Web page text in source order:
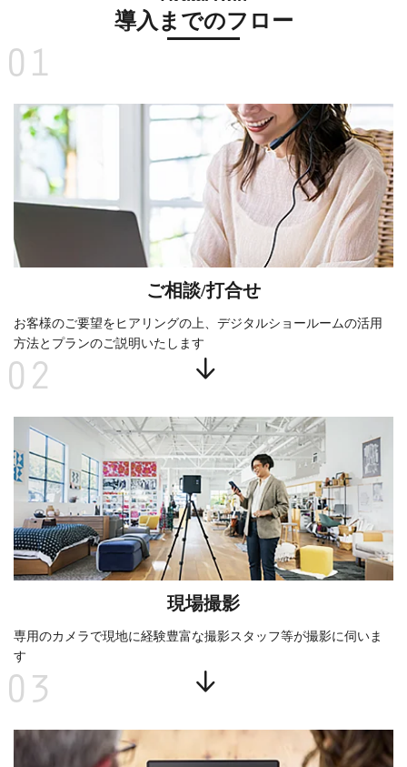
導入までのフロー
01
ご相談/打合せ
お客様のご要望をヒアリングの上、デジタルショールームの活用
方法とプランのご説明いたします
02
現場撮影
専用のカメラで現地に経験豊富な撮影スタッフ等が撮影に伺いま
す
03